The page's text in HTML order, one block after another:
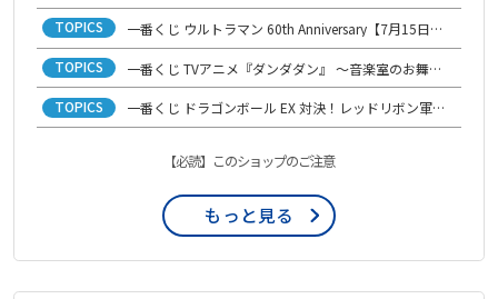
TOPICS 一番くじ ウルトラマン 60th Anniversary【7月15日(水)発売開始】
TOPICS 一番くじ TVアニメ『ダンダダン』 ～音楽室のお舞踏（パーティー）、開演！～【6月29日(月)発売開始】
TOPICS 一番くじ ドラゴンボール EX 対決！レッドリボン軍【6月16日(火)発売開始】
【必読】このショップのご注意
もっと見る